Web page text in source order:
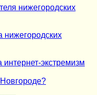
нижегородских
нижегородских
интернет-экстремизм